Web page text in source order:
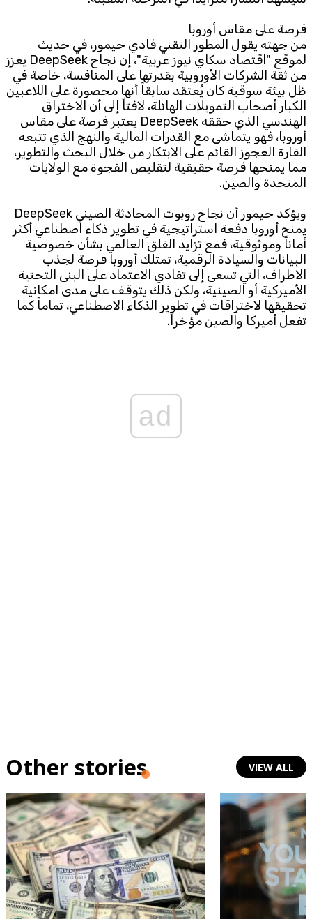
فرصة على مقاس أوروبا
من جهته يقول المطور التقني فادي حيمور، في حديث
لموقع "اقتصاد سكاي نيوز عربية"، إن نجاح DeepSeek يعزز
من ثقة الشركات الأوروبية بقدرتها على المنافسة، خاصة في
ظل بيئة سوقية كان يُعتقد سابقاً أنها محصورة على اللاعبين
الكبار أصحاب التمويلات الهائلة، لافتاً إلى أن الاختراق
الهندسي الذي حققه DeepSeek يعتبر فرصة على مقاس
أوروبا، فهو يتماشى مع القدرات المالية والنهج الذي تتبعه
القارة العجوز القائم على الابتكار من خلال البحث والتطوير،
مما يمنحها فرصة حقيقية لتقليص الفجوة مع الولايات
المتحدة والصين.
ويؤكد حيمور أن نجاح روبوت المحادثة الصيني DeepSeek
يمنح أوروبا دفعة استراتيجية في تطوير ذكاء اصطناعي أكثر
أماناً وموثوقية، فمع تزايد القلق العالمي بشأن خصوصية
البيانات والسيادة الرقمية، تمتلك أوروبا فرصة لجذب
الاطراف، التي تسعى إلى تفادي الاعتماد على البنى التحتية
الأميركية أو الصينية، ولكن ذلك يتوقف على مدى امكانية
تحقيقها لاختراقات في تطوير الذكاء الاصطناعي، تماماً كما
تفعل أميركا والصين مؤخراً.
ad
Other stories VIEW ALL